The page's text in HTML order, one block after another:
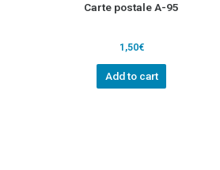
Carte postale A-95
1,50€
Add to cart